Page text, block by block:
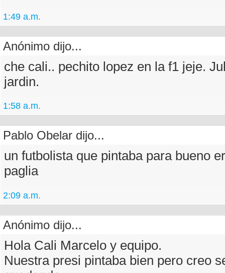
1:49 a.m.
Anónimo dijo...
che cali.. pechito lopez en la f1 jeje.
jardin.
1:58 a.m.
Pablo Obelar dijo...
un futbolista que pintaba para bueno
paglia
2:09 a.m.
Anónimo dijo...
Hola Cali Marcelo y equipo.
Nuestra presi pintaba bien pero creo